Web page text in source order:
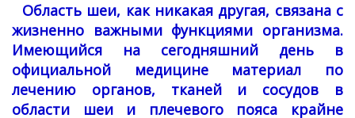
Область шеи, как никакая другая, связана с
жизненно важными функциями организма.
Имеющийся на сегодняшний день в
официальной медицине материал по
лечению органов, тканей и сосудов в
области шеи и плечевого пояса крайне